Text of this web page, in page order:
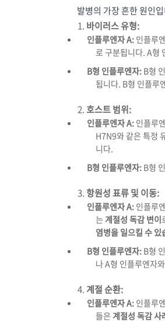
발병의 가장 흔한 원인
바이러스 유형:
인플루엔자 A: 인플루
로 구분됩니다. A형
B형 인플루엔자: B형
됩니다. B형 인플루
호스트 범위:
인플루엔자 A: 인플루
H7N9와 같은 특정
니다.
B형 인플루엔자: B형
항원성 표류 및 이동:
인플루엔자 A: 인플루
는 계절성 독감 변이
염병을 일으킬 수 있
B형 인플루엔자: B형
나 A형 인플루엔자
계절 순환:
인플루엔자 A: 인플루
들은 계절성 독감 사